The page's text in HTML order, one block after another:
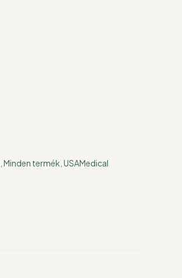
Minden termék USAMedical